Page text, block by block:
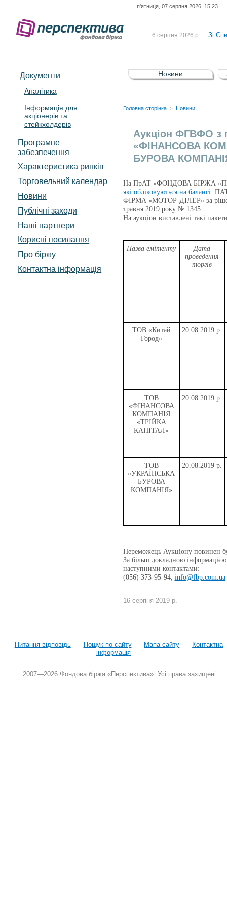
п'ятниця, 07 серпня 2026, 15:23
6 серпня 2026 р. Зі
5 серпня 2026 р.
Зі
UA4000232607)
4 серпня 2026 р.
Документи
Аналітика
Інформація для
акціонерів та
стейкхолдерів
Програмне
забезпечення
Характеристика pинків
Торговельний календар
Новини
Публічні заходи
Наші партнери
Корисні посилання
Про біржу
Контактна інформація
Новини
Головна сторінка > Новини
Аукціон ФГВФО з
«ФІНАНСОВА
БУРОВА
На ПрАТ «ФОНДОВА БІРЖА
які обліковуються на балансі
ФІРМА «МОТОР-ДІЛЕР» за
травня 2019 року № 1345.
На аукціон виставлені такі
Назва емітенту
Дата
проведення
торгів
ТОВ «Китай
Город»
20.08.2019 р.
ТОВ
«ФІНАНСОВА
КОМПАНІЯ
«ТРІЙКА
КАПІТАЛ»
20.08.2019 р.
ТОВ
«УКРАЇНСЬКА
БУРОВА
КОМПАНІЯ»
20.08.2019 р.
Переможець Аукціону повинен
За більш докладною інформацією
наступними контактами:
(056) 373-95-94, info@fbp.com.ua
16 серпня 2019 р.
Питання-відповідь Пошук по сайту Мапа сайту
Контактна
інформація
2007—2026 Фондова біржа «Перспектива». Усі права захищені.